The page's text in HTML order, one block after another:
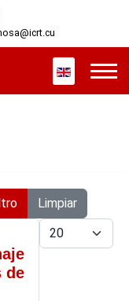
Seleccione
Limpiar
Cantidad
de